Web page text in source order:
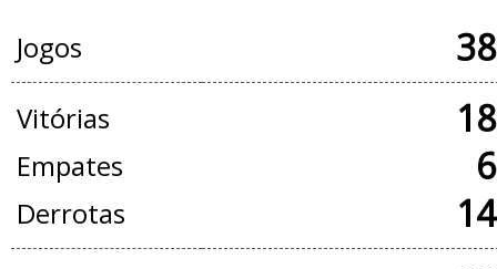
Jogos
Vitórias
Empates
Derrotas